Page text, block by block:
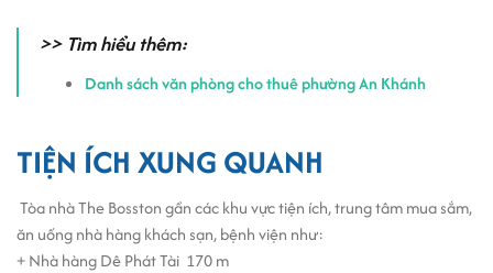
Thiêm 1 hoặc Đại lộ Mai Chí Thọ.
III. Quy mô, thiết kế và thông số kỹ thuật tòa
Tòa nhà The Bosston được xây dựng với quy mô gồm 1 hầm - 1 trệt
- 7 tầng cao, sở hữu diện tích sàn trung bình khoảng 228 m²/tầng
và không gian văn phòng linh hoạt phù hợp nhiều loại hình doanh
nghiệp.
>> Tìm hiểu thêm:
Danh sách văn phòng cho thuê phường An Khánh
TIỆN ÍCH XUNG QUANH
Tòa nhà The Bosston gần các khu vực tiện ích, trung tâm mua sắm,
ăn uống nhà hàng khách sạn, bệnh viện như:
+ Nhà hàng Dê Phát Tài 170 m